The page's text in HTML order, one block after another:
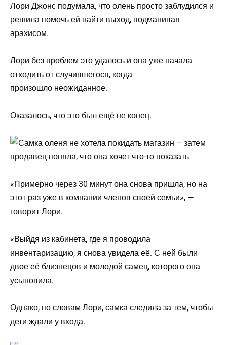
Лори Джонс подумала, что олень просто заблудился и
решила помочь ей найти выход, подманивая
арахисом.
Лори без проблем это удалось и она уже начала
отходить от случившегося, когда
произошло неожиданное.
Оказалось, что это был ещё не конец.
«Примерно через 30 минут она снова пришла, но на
этот раз уже в компании членов своей семьи», —
говорит Лори.
«Выйдя из кабинета, где я проводила
инвентаризацию, я снова увидела её. С ней были
двое её близнецов и молодой самец, которого она
усыновила.
Однако, по словам Лори, самка следила за тем, чтобы
дети ждали у входа.